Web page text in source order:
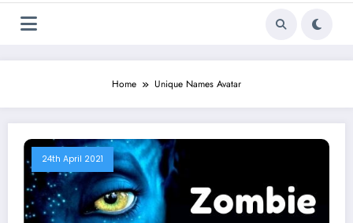
Home Unique Names Avatar
24th April 2021